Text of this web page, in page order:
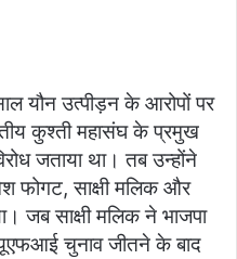
यौन उत्पीड़न के आरोपों पर
कुश्ती महासंघ के प्रमुख
जताया था। तब उन्होंने
फोगट, साक्षी मलिक और
जब साक्षी मलिक ने भाजपा
चुनाव जीतने के बाद